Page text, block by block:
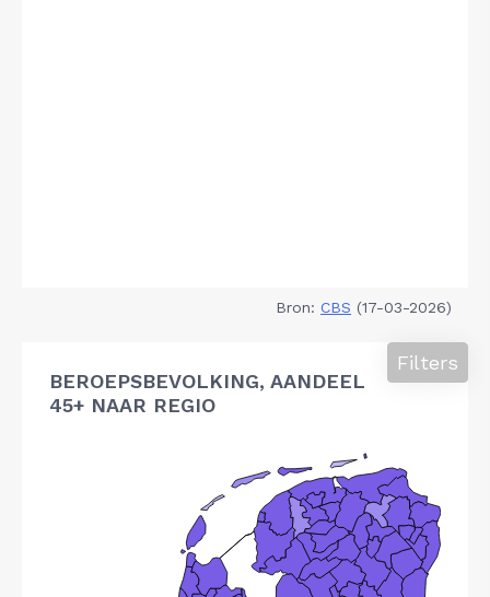
Bron: CBS (17-03-2026)
BEROEPSBEVOLKING, AANDEEL
45+ NAAR REGIO
Filters